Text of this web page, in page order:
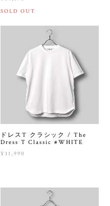
SOLD OUT
ドレスT クラシック / The
Dress T Classic #WHITE
¥11,990